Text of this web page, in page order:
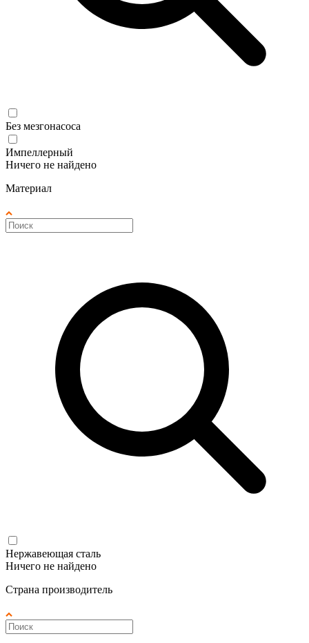
Без мезгонасоса
Импеллерный
Ничего не найдено
Материал
Нержавеющая сталь
Ничего не найдено
Страна производитель